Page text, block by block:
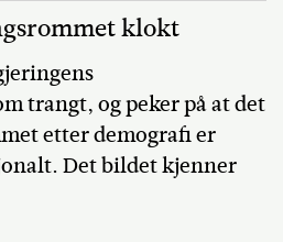
klokt
trangt, og peker på at det
etter demografi er
Det bildet kjenner